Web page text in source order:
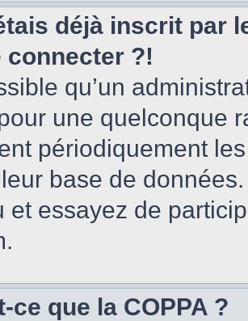
déjà inscrit par
connecter ?!
qu’un
une quelconque
périodiquement
base de
et essayez de
ce que la COPPA ?